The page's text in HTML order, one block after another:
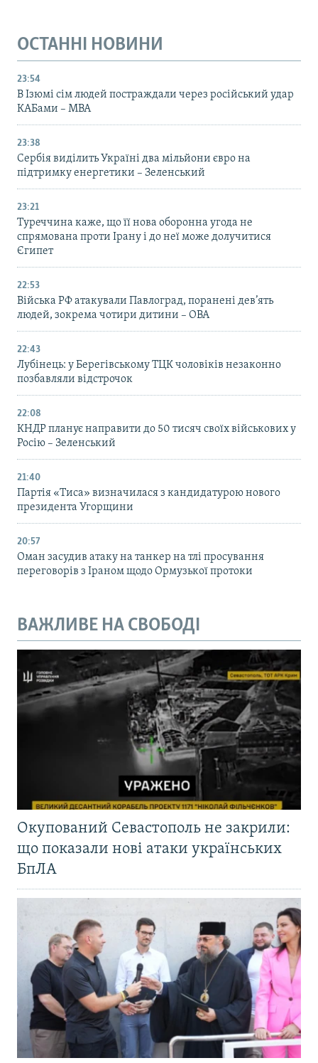
ОСТАННІ НОВИНИ
23:54
В Ізюмі сім людей постраждали через російський удар
КАБами – МВА
23:38
Сербія виділить Україні два мільйони євро на
підтримку енергетики – Зеленський
23:21
Туреччина каже, що її нова оборонна угода не
спрямована проти Ірану і до неї може долучитися
Єгипет
22:53
Війська РФ атакували Павлоград, поранені дев’ять
людей, зокрема чотири дитини – ОВА
22:43
Лубінець: у Берегівському ТЦК чоловіків незаконно
позбавляли відстрочок
22:08
КНДР планує направити до 50 тисяч своїх військових у
Росію – Зеленський
21:40
Партія «Тиса» визначилася з кандидатурою нового
президента Угорщини
20:57
Оман засудив атаку на танкер на тлі просування
переговорів з Іраном щодо Ормузької протоки
ВАЖЛИВЕ НА СВОБОДІ
Окупований Севастополь не закрили:
що показали нові атаки українських
БпЛА